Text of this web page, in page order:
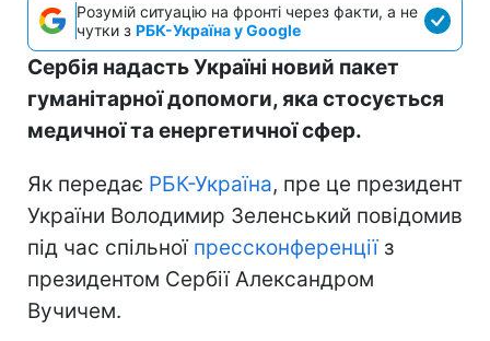
Розумій ситуацію на фронті через факти, а не
чутки з РБК-Україна у Google
Сербія надасть Україні новий пакет
гуманітарної допомоги, яка стосується
медичної та енергетичної сфер.
Як передає РБК-Україна, пре це президент
України Володимир Зеленський повідомив
під час спільної прессконференціїз
президентом Сербії Александром
Вучичем.